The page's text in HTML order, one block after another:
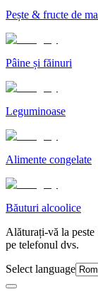
Pește & fructe de
Pâine și făinuri
Leguminoase
Alimente congelate
Băuturi alcoolice
Alăturați-vă la
pe telefonul dvs.
Select language